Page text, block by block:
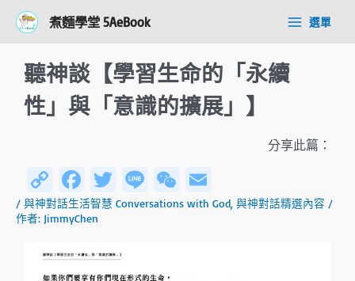
煮麵學堂 5AeBook
Main選單
聽神談【學習生命的「永續
性」與「意識的擴展」】
分享此篇：
C
o
py
Li
Fa
ce
b
o
T
wi
er
Li
n
W
e
m
/ 與神對話生活智慧 Conversations with God 與神對話精選內容 /
作者: JimmyChen
navigation